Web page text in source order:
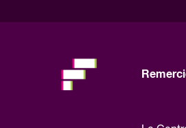
this
field,
please.